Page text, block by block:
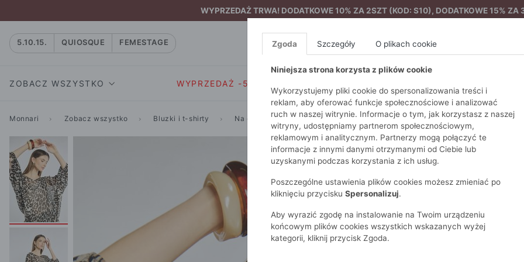
WYPRZEDAŻ TRWA! DODATKOWE 10% ZA 2SZT (KOD: S10), DODATKOWE 15% ZA
5.10.15. QUIOSQUE FEMESTAGE
ZOBACZ WSZYSTKO
NATASZA
W RYTMIE NATURY
NOWOŚĆ
CAŁA KOLEKCJA
KOLEKCJA SPORTOWA
T-SHIRTY SPORTOWE
STANIKI SPORTOWE
BLUZY SPORTOWE
SPODNIE SPORTOWE
SUKIENKI I KOMBINEZONY
WIECZOROWE
KOKTAJLOWE
KORONKOWE
ROZKLOSZOWANE
DZIANINOWE
BLUZKI I T-SHIRTY
NA CO DZIEŃ
WIZYTOWE
KOSZULE
TOPY
DRESY
PŁASZCZE
PUCHOWE
WYPRZEDAŻ -50%
SUKIENKI I
SPÓDNICE
BLUZKI I T-SHIRTY
SPODNIE
SWETRY
BLUZY
PŁASZCZE I KURTKI
STROJE KĄPIELOWE
PAREO
PIŻAMY I SZLAFROKI
KAPELUSZE I
POKAŻ WSZYSTKIE
OSTATNIO DODANE
KOMPLETY
KOLEKCJA
SPORTOWA
SUKIENKI
ŻAKIETY
SZORTY
BLUZKI I
Monnari Zobacz wszystko Bluzki i t-shirty Na co dzień Zwiewna bluzka
Zgoda Szczegóły O plikach cookie
Niniejsza strona korzysta z plików cookie
Wykorzystujemy pliki cookie do spersonalizowania treści i
reklam, aby oferować funkcje społecznościowe i analizować
ruch w naszej witrynie. Informacje o tym, jak korzystasz z naszej
witryny, udostępniamy partnerom społecznościowym,
reklamowym i analitycznym. Partnerzy mogą połączyć te
informacje z innymi danymi otrzymanymi od Ciebie lub
uzyskanymi podczas korzystania z ich usług.
Poszczególne ustawienia plików cookies możesz zmieniać po
kliknięciu przycisku Spersonalizuj.
Aby wyrazić zgodę na instalowanie na Twoim urządzeniu
końcowym plików cookies wszystkich wskazanych wyżej
kategorii, kliknij przycisk Zgoda.